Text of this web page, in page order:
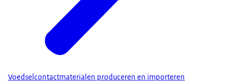
Voedselcontactmaterialen produceren en importeren